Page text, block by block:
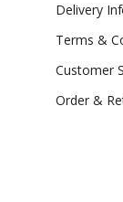
Delivery
Terms &
Customer
Order &